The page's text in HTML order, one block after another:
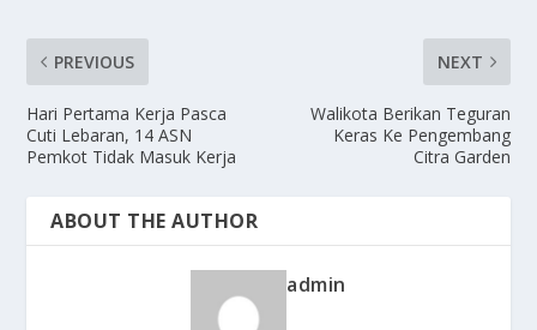
PREVIOUS
Hari Pertama Kerja Pasca
Cuti Lebaran, 14 ASN
Pemkot Tidak Masuk Kerja
NEXT
Walikota Berikan Teguran
Keras Ke Pengembang
Citra Garden
ABOUT THE AUTHOR
admin